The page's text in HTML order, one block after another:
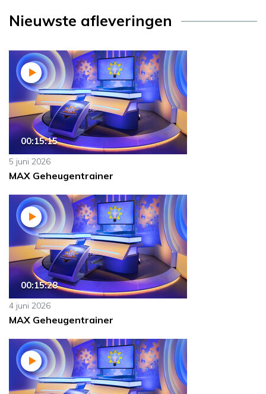
Nieuwste afleveringen
00:15:15
5 juni 2026
MAX Geheugentrainer
00:15:28
4 juni 2026
MAX Geheugentrainer